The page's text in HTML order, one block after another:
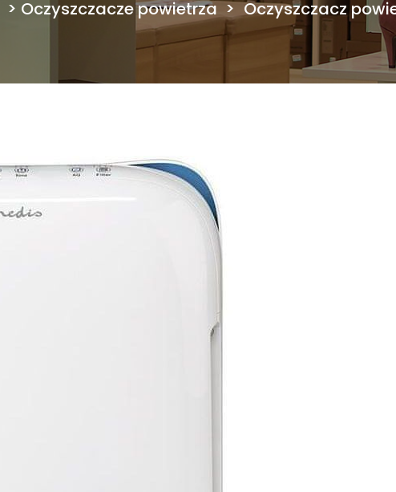
> Oczyszczacze powietrza > Oczyszczacz